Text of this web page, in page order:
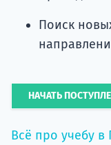
Поиск
НАЧАТЬ
Всё про учебу